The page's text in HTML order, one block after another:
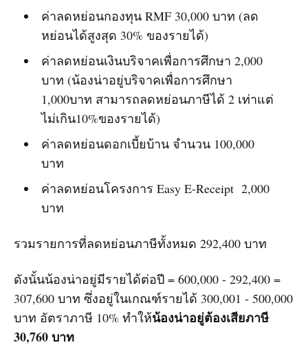
ค่าลดหย่อนกองทุน RMF 30,000 บาท (ลด
หย่อนได้สูงสุด 30% ของรายได้)
ค่าลดหย่อนเงินบริจาคเพื่อการศึกษา 2,000
บาท (น้องน่าอยู่บริจาคเพื่อการศึกษา
1,000บาท สามารถลดหย่อนภาษีได้ 2 เท่าแต่
ไม่เกิน10%ของรายได้)
ค่าลดหย่อนดอกเบี้ยบ้าน จำนวน 100,000
บาท
ค่าลดหย่อนโครงการ Easy E-Receipt 2,000
บาท
รวมรายการที่ลดหย่อนภาษีทั้งหมด 292,400 บาท
ดังนั้นน้องน่าอยู่มีรายได้ต่อปี = 600,000 - 292,400 =
307,600 บาท ซึ่งอยู่ในเกณฑ์รายได้ 300,001 - 500,000
บาท อัตราภาษี 10% ทำให้น้องน่าอยู่ต้องเสียภาษี
30,760 บาท